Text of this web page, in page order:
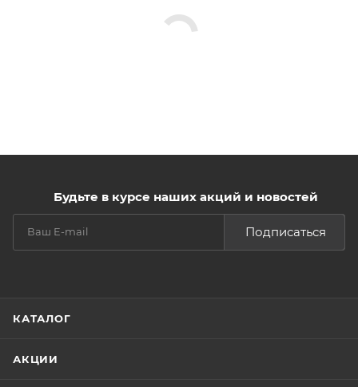
Будьте в курсе наших акций и новостей
Подписаться
КАТАЛОГ
АКЦИИ